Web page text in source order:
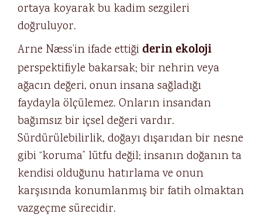
ortaya koyarak bu kadim sezgileri
doğruluyor.
Arne Næss’in ifade ettiği derin ekoloji
perspektifiyle bakarsak; bir nehrin veya
ağacın değeri, onun insana sağladığı
faydayla ölçülemez. Onların insandan
bağımsız bir içsel değeri vardır.
Sürdürülebilirlik, doğayı dışarıdan bir nesne
gibi “koruma” lütfu değil; insanın doğanın ta
kendisi olduğunu hatırlama ve onun
karşısında konumlanmış bir fatih olmaktan
vazgeçme sürecidir.